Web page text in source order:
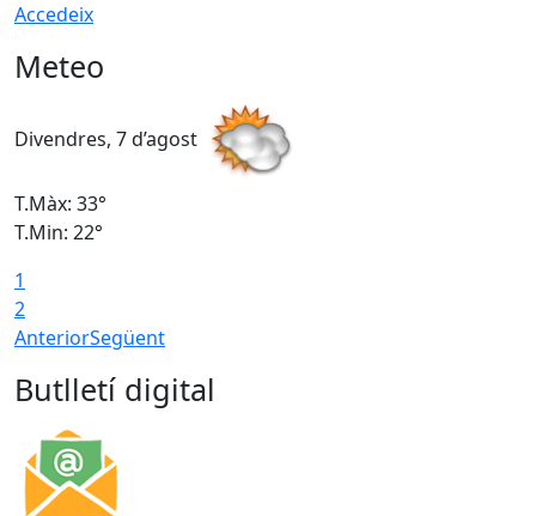
Accedeix
Meteo
Divendres, 7 d’agost
T.Màx: 33°
T.Min: 22°
1
2
AnteriorSegüent
Butlletí digital